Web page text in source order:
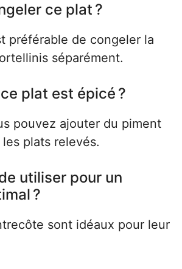
ce plat ?
préférable de congeler la
séparément.
plat est épicé ?
pouvez ajouter du piment
plats relevés.
utiliser pour un
?
sont idéaux pour leur